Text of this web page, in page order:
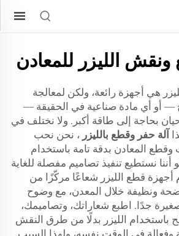
ونقش الليزر للمعادن
هي أجهزة رائعة، ولكن لمعالجة
— أو أي مادة صناعية في الحقيقة —
بحاجة إلى طاقة أكبر. ولا نختلف في
آلة حفر وقطع بالليزر ، نحن نحب
وقطع المعادن بدقة تامة باستخدام
أننا نستطيع تنفيذ تصاميم مفصلة للغاية
أجهزة قطع الليزر شعاعًا مركّزًا من
ونظيفة خلال المعدن، مع وضوح
جدًا. اطبع شعاراتك، وتصاميمك،
الليزر بدلًا من طرق النقش
وفعالة في الوقت نفسه، ولهذا السبب